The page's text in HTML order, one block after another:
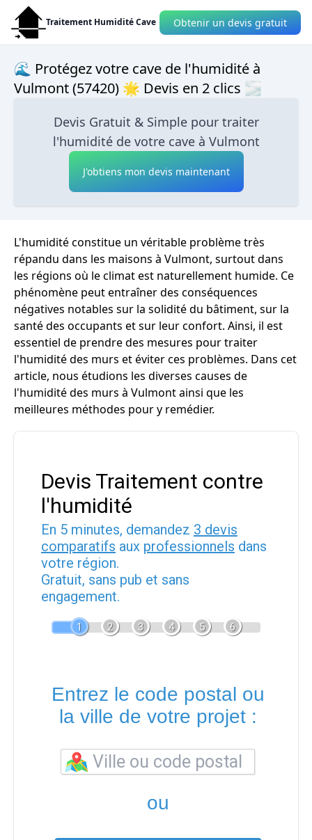
Traitement Humidité Cave Obtenir un devis gratuit
🌊 Protégez votre cave de l'humidité à
Vulmont (57420) 🌟 Devis en 2 clics 🌫
Devis Gratuit & Simple pour traiter
l'humidité de votre cave à Vulmont
J'obtiens mon devis maintenant
L'humidité constitue un véritable problème très
répandu dans les maisons à Vulmont, surtout dans
les régions où le climat est naturellement humide. Ce
phénomène peut entraîner des conséquences
négatives notables sur la solidité du bâtiment, sur la
santé des occupants et sur leur confort. Ainsi, il est
essentiel de prendre des mesures pour traiter
l'humidité des murs et éviter ces problèmes. Dans cet
article, nous étudions les diverses causes de
l'humidité des murs à Vulmont ainsi que les
meilleures méthodes pour y remédier.
Devis Traitement contre
l'humidité
En 5 minutes, demandez 3 devis
comparatifs aux professionnels dans
votre région.
Gratuit, sans pub et sans
engagement.
1 2 3 4 5 6
Entrez le code postal ou
la ville de votre projet :
ou